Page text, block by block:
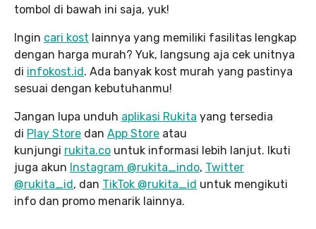
tombol di bawah ini saja, yuk!
Ingin cari kost lainnya yang memiliki fasilitas lengkap
dengan harga murah? Yuk, langsung aja cek unitnya
di infokost.id. Ada banyak kost murah yang pastinya
sesuai dengan kebutuhanmu!
Jangan lupa unduh aplikasi Rukita yang tersedia
di Play Store dan App Store atau
kunjungi rukita.co untuk informasi lebih lanjut. Ikuti
juga akun Instagram @rukita_indo, Twitter
@rukita_id, dan TikTok @rukita_id untuk mengikuti
info dan promo menarik lainnya.